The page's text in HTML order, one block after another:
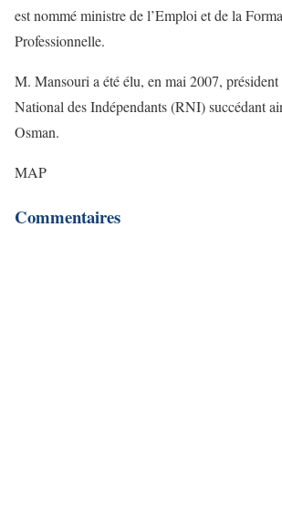
est nommé ministre de l’Emploi et de la
Professionnelle.
M. Mansouri a été élu, en mai 2007,
National des Indépendants (RNI) succédant
Osman.
MAP
Commentaires